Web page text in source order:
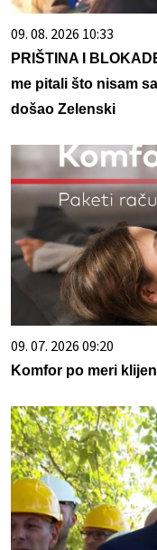
09. 08. 2026 10:33
PRIŠTINA I
me pitali što nisam
došao Zelenski
09. 07. 2026 09:20
Komfor po meri